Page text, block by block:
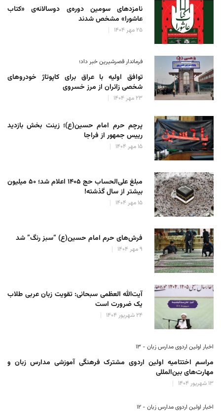
نامزدهای سومین دوره‌ی دوسالانه‌ی «کتاب
عاشورا» مشخص شدند
۲۵ مهر ۱۴۰۴
فرماندار قصرشیرین خبر داد؛
توافق اولیه با عراق برای کاپوتاژ خودروهای
شخصی زائران از مرز خسروی
۲۳ مهر ۱۴۰۴
پرچم حرم امام حسین(ع)؛ زینت بخش بازدید
رییس جمهور از فراجا
۱۵ مهر ۱۴۰۴
مبلغ علی‌الحساب حج ۱۴۰۵ اعلام شد؛ ۵۰ میلیون
بیشتر از سال گذشته!
۱۵ مهر ۱۴۰۴
فرش‌های حرم امام حسین(ع) “سبز رنگ” شد
۹ مهر ۱۴۰۴
آیت‌الله العظمی سبحانی: تقویت زبان عربی طلاب
یک ضرورت است
۲۴ شهریور ۱۴۰۴
اخبار اولین اردوی مدارس زبان - ۱۳
مراسم اختتامیه اولین اردوی مشترک فرهنگی آموزشی مدارس زبان و
مهارت‌های بین‌المللی
۱۳ شهریور ۱۴۰۴
اخبار اولین اردوی مدارس زبان - ۱۲